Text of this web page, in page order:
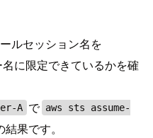
ルセッション名を
に限定できているかを確
A で aws sts assume-
果です。